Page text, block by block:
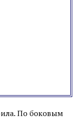
По боковым